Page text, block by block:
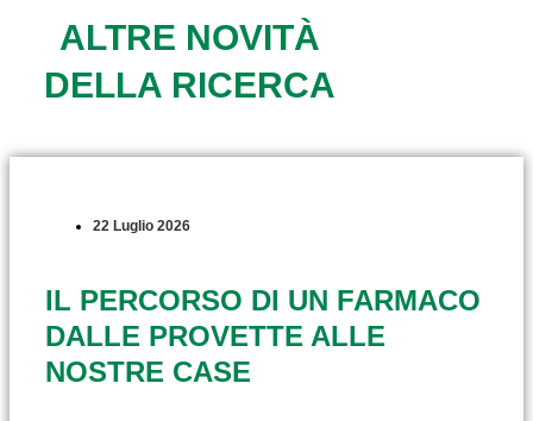
ALTRE NOVITÀ
DELLA RICERCA
22 Luglio 2026
IL PERCORSO DI UN FARMACO
DALLE PROVETTE ALLE
NOSTRE CASE